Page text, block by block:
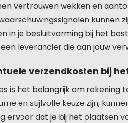
vertrouwen wekken en
kunnen
in je besluitvorming bij het
leverancier die aan jouw
verzendkosten bij
is het belangrijk om rekening
en stijlvolle keuze zijn,
ervoor dat je bij het plaatsen